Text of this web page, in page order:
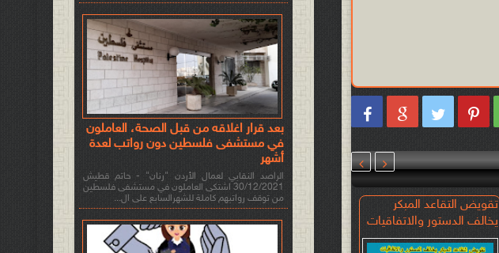
   
تقويض التقاعد المبكر
يخالف الدستور والاتفاقيات
الدولية والعربية
 
بعد قرار اغلاقه من قبل الصحة، العاملون
في مستشفى فلسطين دون رواتب لعدة
أشهر
الراصد النقابي لعمال الأردن "رنان" - حاتم قطيش
30/12/2021 اشتكى العاملون في مستشفى فلسطين
من توقف رواتبهم كاملة للشهرالسابع على ال...